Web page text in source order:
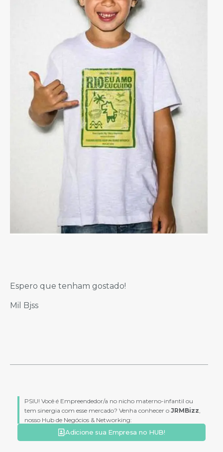
Espero que tenham gostado!
Mil Bjss
PSIU! Você é Empreendedor/a no nicho materno-infantil ou
tem sinergia com esse mercado? Venha conhecer o JRMBizz,
nosso Hub de Negócios & Networking:
Adicione sua Empresa no HUB!